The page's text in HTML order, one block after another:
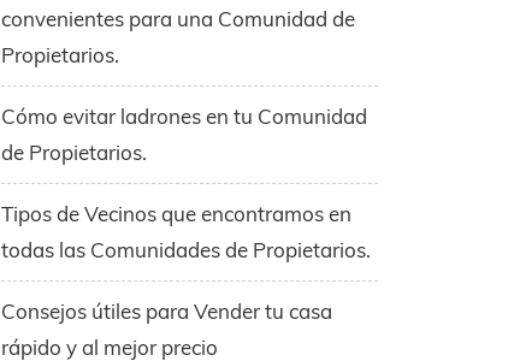
convenientes para una Comunidad de
Propietarios.
Cómo evitar ladrones en tu Comunidad
de Propietarios.
Tipos de Vecinos que encontramos en
todas las Comunidades de Propietarios.
Consejos útiles para Vender tu casa
rápido y al mejor precio